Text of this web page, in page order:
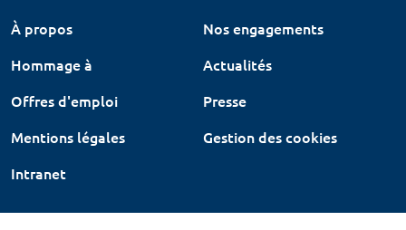
À propos
Nos engagements
Hommage à
Actualités
Offres d'emploi
Presse
Mentions légales
Gestion des cookies
Intranet